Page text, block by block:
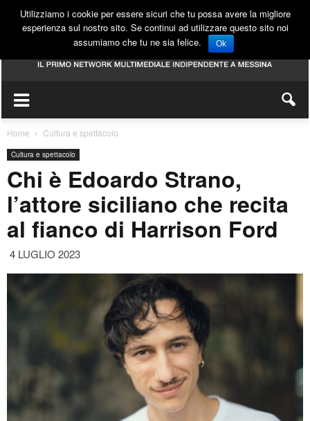
Home Cultura e spettacolo
Cultura e spettacolo
Chi è Edoardo Strano,
l’attore siciliano che recita
al fianco di Harrison Ford
4 LUGLIO 2023
Utilizziamo i cookie per essere sicuri che tu possa avere la migliore
esperienza sul nostro sito. Se continui ad utilizzare questo sito noi
assumiamo che tu ne sia felice.
Ok